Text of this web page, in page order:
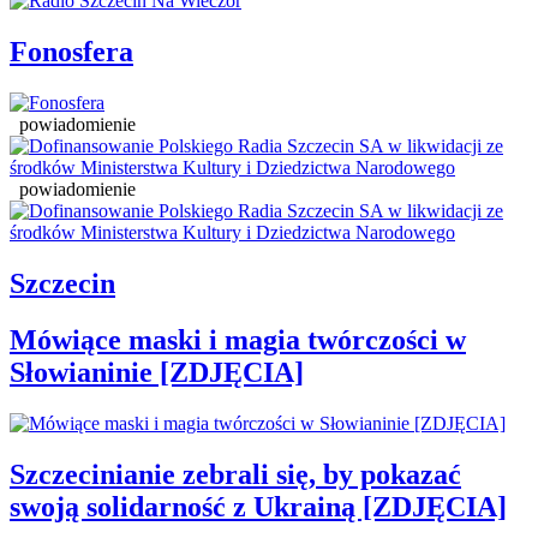
Fonosfera
powiadomienie
powiadomienie
Szczecin
Mówiące maski i magia twórczości w
Słowianinie [ZDJĘCIA]
Szczecinianie zebrali się, by pokazać
swoją solidarność z Ukrainą [ZDJĘCIA]